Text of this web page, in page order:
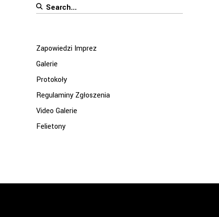
Search
Zapowiedzi Imprez
Galerie
Protokoły
Regulaminy Zgłoszenia
Video Galerie
Felietony